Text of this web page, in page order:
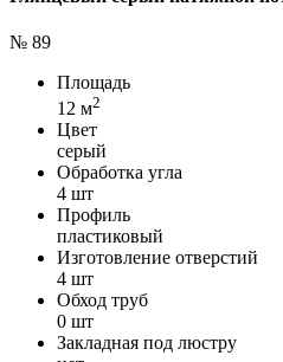
№ 89
Площадь
12 м2
Цвет
серый
Обработка угла
4 шт
Профиль
пластиковый
Изготовление отверстий
4 шт
Обход труб
0 шт
Закладная под люстру